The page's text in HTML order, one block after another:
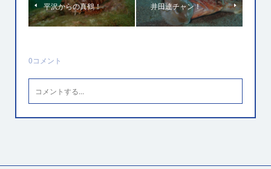
平沢からの真鶴！ 井田連チャン！
0コメント